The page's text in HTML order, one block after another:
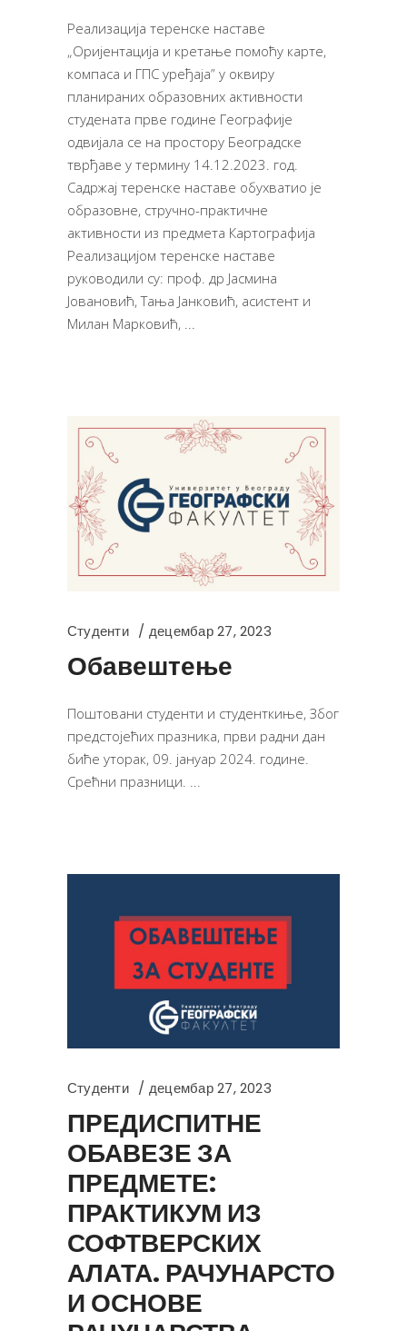
Реализација теренске наставе
„Оријентација и кретање помоћу карте,
компаса и ГПС уређаја” у оквиру
планираних образовних активности
студената прве године Географије
одвијала се на простору Београдске
тврђаве у термину 14.12.2023. год.
Садржај теренске наставе обухватио је
образовне, стручно-практичне
активности из предмета Картографија
Реализацијом теренске наставе
руководили су: проф. др Јасмина
Јовановић, Тања Јанковић, асистент и
Милан Марковић,
Студенти децембар 27, 2023
Обавештење
Поштовани студенти и студенткиње, Због
предстојећих празника, први радни дан
биће уторак, 09. јануар 2024. године.
Срећни празници.
Студенти децембар 27, 2023
ПРЕДИСПИТНЕ
ОБАВЕЗЕ ЗА
ПРЕДМЕТЕ:
ПРАКТИКУМ ИЗ
СОФТВЕРСКИХ
АЛАТА. РАЧУНАРСТО
И ОСНОВЕ